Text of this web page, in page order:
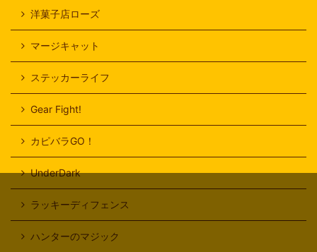
洋菓子店ローズ
マージキャット
ステッカーライフ
Gear Fight!
カピバラGO！
UnderDark
ラッキーディフェンス
ハンターのマジック